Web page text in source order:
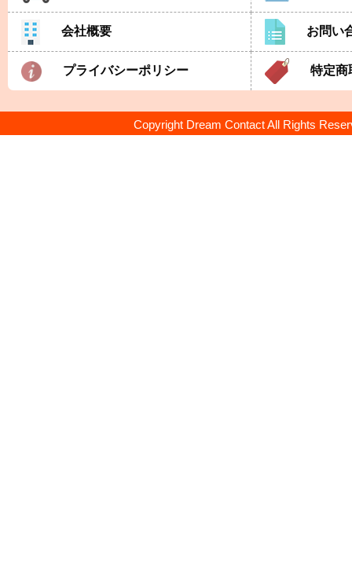
会社概要 お問い
プライバシーポリシー 特定商
Copyright Dream Contact All Rights